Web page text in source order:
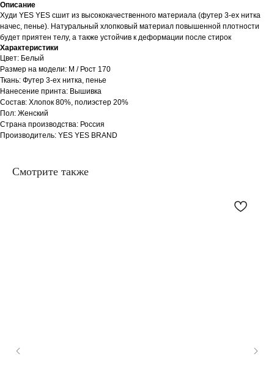
Описание
Худи YES YES сшит из высококачественного материала (футер 3-ех нитка
начес, пенье). Натуральный хлопковый материал повышенной плотности
будет приятен телу, а также устойчив к деформации после стирок
Характеристики
Цвет: Белый
Размер на модели: М / Рост 170
Ткань: Футер 3-ех нитка, пенье
Нанесение принта: Вышивка
Состав: Хлопок 80%, полиэстер 20%
Пол: Женский
Страна производства: Россия
Производитель: YES YES BRAND
Смотрите также